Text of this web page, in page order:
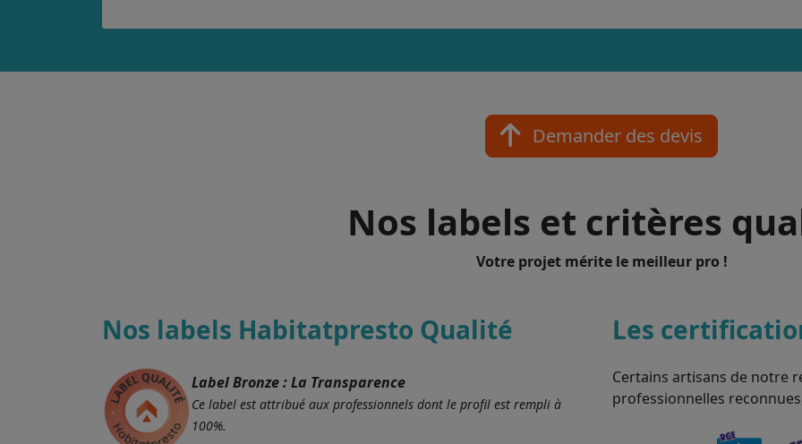
Demander des devis
Nos labels et critères
Votre projet mérite le meilleur pro !
Nos labels Habitatpresto Qualité
Label Bronze : La Transparence
Ce label est attribué aux professionnels dont le profil est rempli à
100%.
Les
Certains artisans de notre
professionnelles